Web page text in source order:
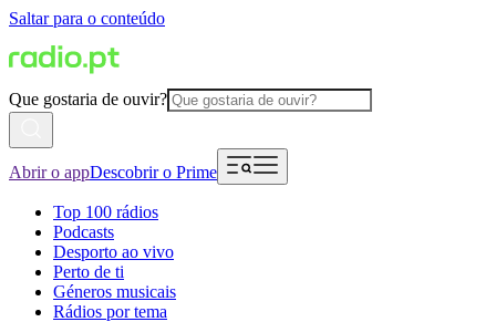
Saltar para o conteúdo
Que gostaria de ouvir?
Abrir o appDescobrir o Prime
Top 100 rádios
Podcasts
Desporto ao vivo
Perto de ti
Géneros musicais
Rádios por tema